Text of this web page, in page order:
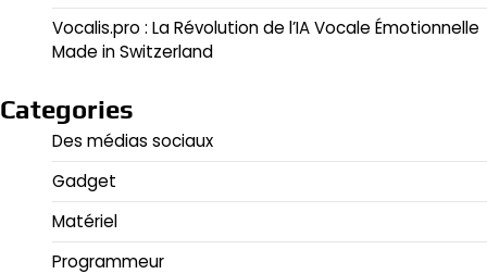
Vocalis.pro : La Révolution de l’IA Vocale Émotionnelle
Made in Switzerland
Categories
Des médias sociaux
Gadget
Matériel
Programmeur